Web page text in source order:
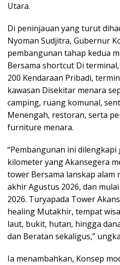
Utara.
Di peninjauan yang turut
Nyoman Sudjitra, Gubernur
pembangunan tahap kedua
Bersama shortcut Di
200 Kendaraan Pribadi,
kawasan Disekitar menara
camping, ruang komunal,
Menengah, restoran, serta
furniture menara.
“Pembangunan ini dilengkapi
kilometer yang Akansegera
tower Bersama lanskap alam
akhir Agustus 2026, dan
2026. Turyapada Tower
healing Mutakhir, tempat
laut, bukit, hutan, hingga
dan Beratan sekaligus,”
Ia menambahkan, Konsep